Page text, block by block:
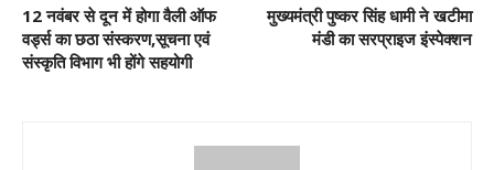
12 नवंबर से दून में होगा वैली ऑफ
वर्ड्स का छठा संस्करण,सूचना एवं
संस्कृति विभाग भी होंगे सहयोगी
मुख्यमंत्री पुष्कर सिंह धामी ने खटीमा
मंडी का सरप्राइज इंस्पेक्शन